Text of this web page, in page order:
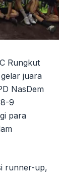
Rungkut
juara
NasDem
9
para
runner-up,